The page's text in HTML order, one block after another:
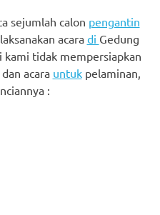
sejumlah calon pengantin
acara di Gedung
tidak mempersiapkan
acara untukpelaminan,
: